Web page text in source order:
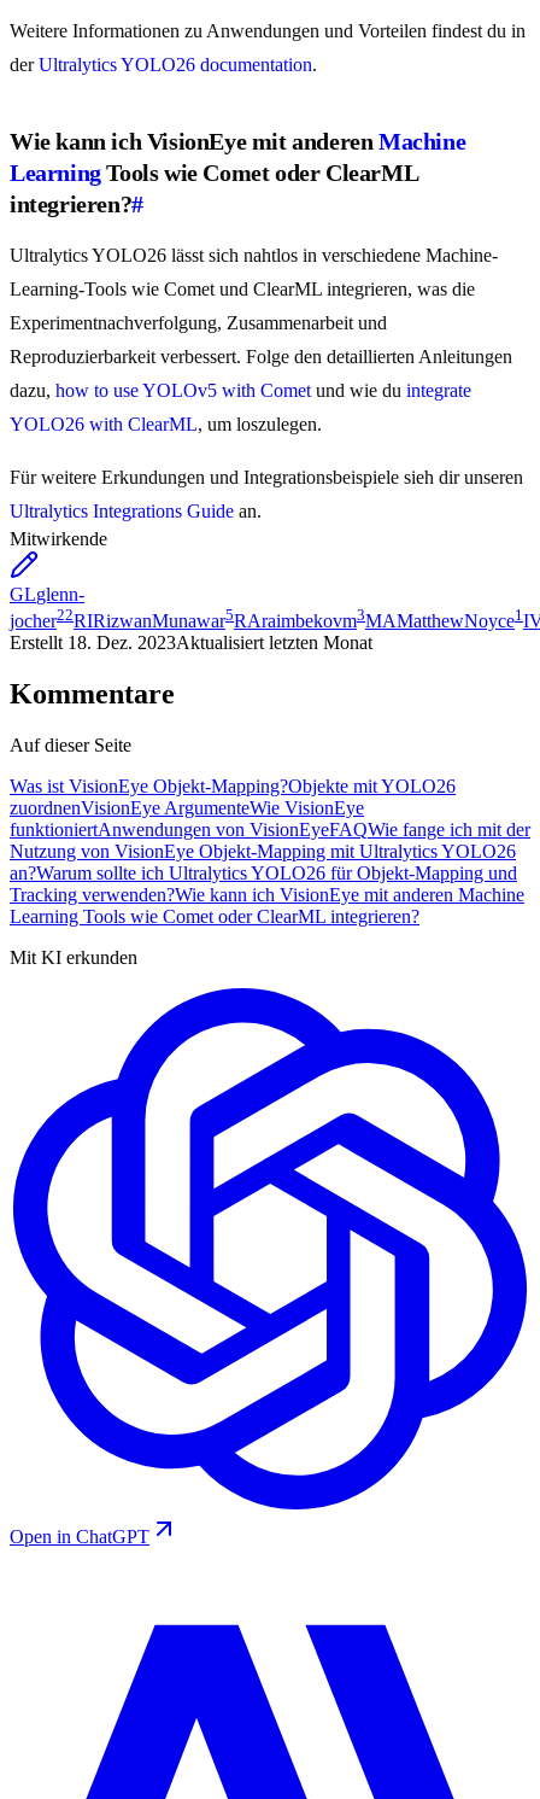
Weitere Informationen zu Anwendungen und Vorteilen findest du in
derUltralytics YOLO26 documentation.
Wie kann ich VisionEye mit anderenMachine
LearningTools wie Comet oder ClearML
integrieren?#
Ultralytics YOLO26 lässt sich nahtlos in verschiedene Machine-
Learning-Tools wie Comet und ClearML integrieren, was die
Experimentnachverfolgung, Zusammenarbeit und
Reproduzierbarkeit verbessert. Folge den detaillierten Anleitungen
dazu, how to use YOLOv5 with Comet und wie du integrate
YOLO26 with ClearML, um loszulegen.
Für weitere Erkundungen und Integrationsbeispiele sieh dir unseren
Ultralytics Integrations Guide an.
Mitwirkende
GLglenn-
jocher22RIRizwanMunawar5RAraimbekovm3MAMatthewNoyce1
Erstellt 18. Dez. 2023Aktualisiert letzten Monat
Kommentare
Auf dieser Seite
Was ist VisionEye Objekt-Mapping?Objekte mit YOLO26
zuordnenVisionEye ArgumenteWie VisionEye
funktioniertAnwendungen von VisionEyeFAQWie fange ich mit der
Nutzung von VisionEye Objekt-Mapping mit Ultralytics YOLO26
an?Warum sollte ich Ultralytics YOLO26 für Objekt-Mapping und
Tracking verwenden?Wie kann ich VisionEye mit anderen Machine
Learning Tools wie Comet oder ClearML integrieren?
Mit KI erkunden
Open in ChatGPT